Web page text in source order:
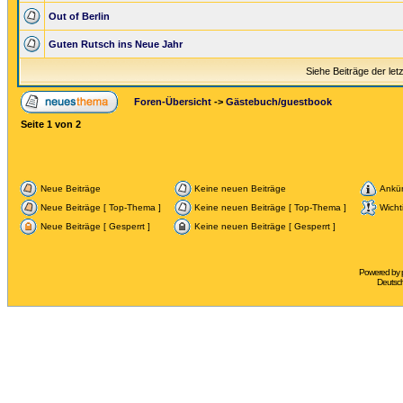
Out of Berlin
Guten Rutsch ins Neue Jahr
Siehe Beiträge der
Foren-Übersicht -> Gästebuch/guestbook
Seite 1 von 2
Neue Beiträge Keine neuen Beiträge
Neue Beiträge [ Top-Thema ]
Keine neuen Beiträge [ Top-Thema ]
Neue Beiträge [ Gesperrt ]
Keine neuen Beiträge [ Gesperrt ]
Powered by